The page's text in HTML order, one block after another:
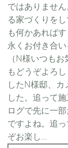
ではありませ
る家づくりを
も何かあれば
永くお付き合
（N様いつも
もどうぞよろ
したN様邸、
した。追って
ログで先に一
ですよね。追
ぞお楽し...